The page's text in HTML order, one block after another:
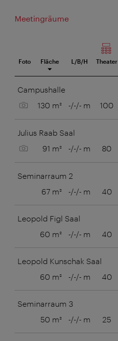
Meetingräume
Foto Fläche L/B/H Theater
Campushalle
Bild anzeigen
130 m² -/-/- m 100
Julius Raab Saal
Bild anzeigen
91 m² -/-/- m 80
Seminarraum 2
67 m²
-/-/- m 40
Leopold Figl Saal
60 m²
-/-/- m 40
Leopold Kunschak Saal
60 m²
-/-/- m 40
Seminarraum 3
50 m²
-/-/- m 25